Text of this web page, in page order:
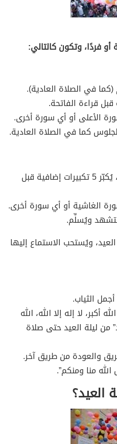
فردًا، وتكون كالتالي:
(كما في الصلاة العادية).
الأعلى أو أي سورة أخرى.
كما في الصلاة العادية.
بعد القيام للركعة الثانية، يُكبّر 5 تكبيرات إضافية قبل
الغاشية أو أي سورة أخرى.
ويُسلِّم.
ويُستحب الاستماع إليها
الثياب.
أكبر، لا إله إلا الله، الله
من ليلة العيد حتى صلاة
والعودة من طريق آخر.
الله منا ومنكم”.
العيد؟